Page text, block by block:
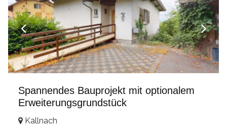
Spannendes Bauprojekt mit optionalem
Erweiterungsgrundstück
Kallnach